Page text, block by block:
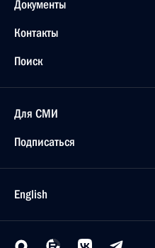
Документы
Контакты
Поиск
Для СМИ
Подписаться
English